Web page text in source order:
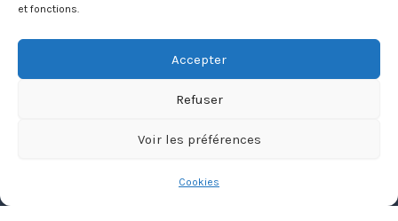
et fonctions.
Accepter
Refuser
Voir les préférences
Cookies
CGV
FAQ